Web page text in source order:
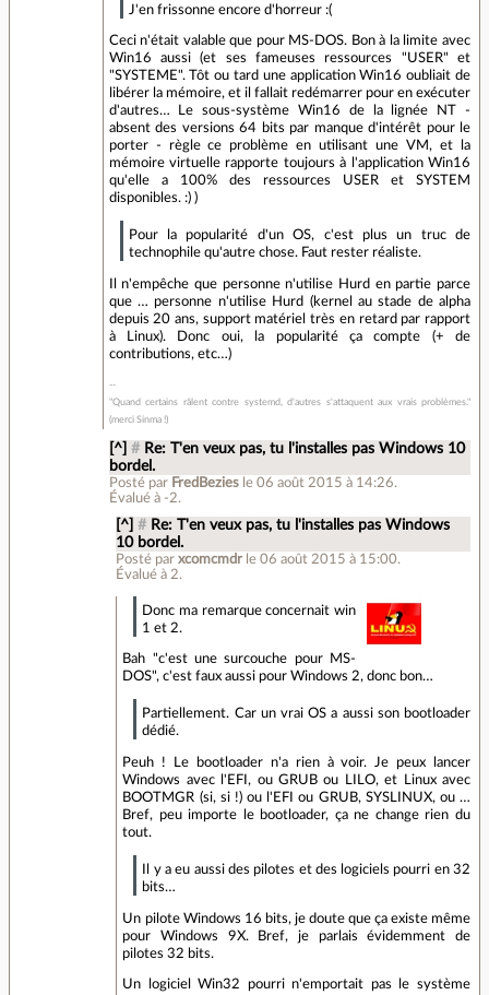
J'en frissonne encore d'horreur :(
Ceci n'était valable que pour MS-DOS. Bon à la limite avec
Win16 aussi (et ses fameuses ressources "USER" et
"SYSTEME". Tôt ou tard une application Win16 oubliait de
libérer la mémoire, et il fallait redémarrer pour en exécuter
d'autres… Le sous-système Win16 de la lignée NT -
absent des versions 64 bits par manque d'intérêt pour le
porter - règle ce problème en utilisant une VM, et la
mémoire virtuelle rapporte toujours à l'application Win16
qu'elle a 100% des ressources USER et SYSTEM
disponibles. :) )
Pour la popularité d'un OS, c'est plus un truc de
technophile qu'autre chose. Faut rester réaliste.
Il n'empêche que personne n'utilise Hurd en partie parce
que … personne n'utilise Hurd (kernel au stade de alpha
depuis 20 ans, support matériel très en retard par rapport
à Linux). Donc oui, la popularité ça compte (+ de
contributions, etc…)
"Quand certains râlent contre systemd, d'autres s'attaquent aux vrais problèmes."
(merci Sinma !)
[^] # Re: T'en veux pas, tu l'installes pas Windows 10
bordel.
Posté par FredBezies le 06 août 2015 à 14:26.
Évalué à -2.
[^] # Re: T'en veux pas, tu l'installes pas Windows
10 bordel.
Posté parxcomcmdr le 06 août 2015 à 15:00.
Évalué à 2.
Donc ma remarque concernait win
1 et 2.
Bah "c'est une surcouche pour MS-
DOS", c'est faux aussi pour Windows 2, donc bon…
Partiellement. Car un vrai OS a aussi son bootloader
dédié.
Peuh ! Le bootloader n'a rien à voir. Je peux lancer
Windows avec l'EFI, ou GRUB ou LILO, et Linux avec
BOOTMGR (si, si !) ou l'EFI ou GRUB, SYSLINUX, ou …
Bref, peu importe le bootloader, ça ne change rien du
tout.
Il y a eu aussi des pilotes et des logiciels pourri en 32
bits…
Un pilote Windows 16 bits, je doute que ça existe même
pour Windows 9X. Bref, je parlais évidemment de
pilotes 32 bits.
Un logiciel Win32 pourri n'emportait pas le système